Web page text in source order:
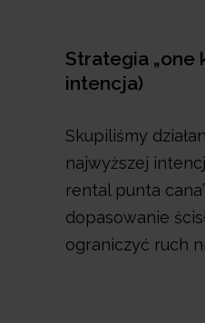
Strategia „one
intencja)
Skupiliśmy
najwyższej
rental punta
dopasowanie
ograniczyć ruch